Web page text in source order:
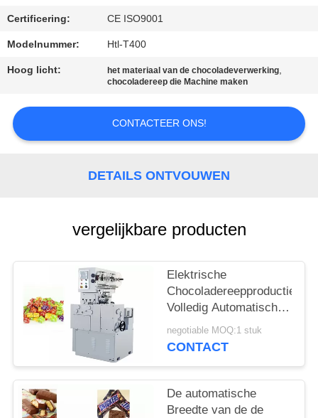
CITAAT
SITEMAP
PRIVACY
POLICY
Certificering: CE ISO9001
Modelnummer: Htl-T400
Hoog licht: het materiaal van de chocoladeverwerking,
chocoladereep die Machine maken
CONTACTEER ONS!
DETAILS ONTVOUWEN
vergelijkbare producten
Elektrische
Chocoladereepproductielijn,
Volledig Automatisch
Knipsel en het
Verdraaien van de
Suikergoedverpakking
negotiable MOQ:1 stuk
CONTACT
De automatische
Breedte van de de